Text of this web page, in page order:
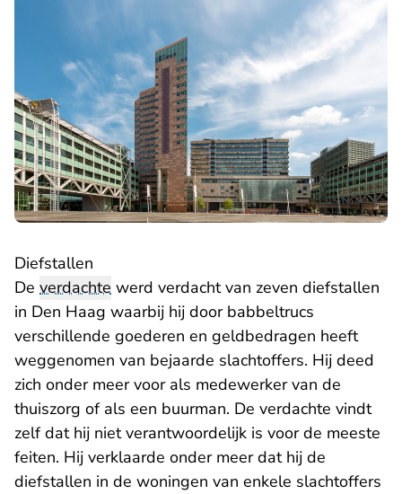
Diefstallen
De verdachte werd verdacht van zeven diefstallen
in Den Haag waarbij hij door babbeltrucs
verschillende goederen en geldbedragen heeft
weggenomen van bejaarde slachtoffers. Hij deed
zich onder meer voor als medewerker van de
thuiszorg of als een buurman. De verdachte vindt
zelf dat hij niet verantwoordelijk is voor de meeste
feiten. Hij verklaarde onder meer dat hij de
diefstallen in de woningen van enkele slachtoffers